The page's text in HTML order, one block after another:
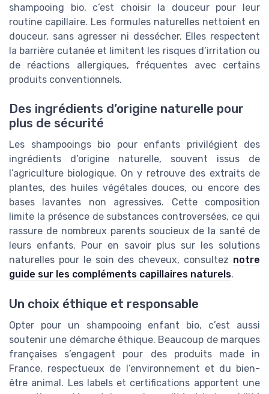
shampooing bio, c’est choisir la douceur pour leur
routine capillaire. Les formules naturelles nettoient en
douceur, sans agresser ni dessécher. Elles respectent
la barrière cutanée et limitent les risques d’irritation ou
de réactions allergiques, fréquentes avec certains
produits conventionnels.
Des ingrédients d’origine naturelle pour
plus de sécurité
Les shampooings bio pour enfants privilégient des
ingrédients d’origine naturelle, souvent issus de
l’agriculture biologique. On y retrouve des extraits de
plantes, des huiles végétales douces, ou encore des
bases lavantes non agressives. Cette composition
limite la présence de substances controversées, ce qui
rassure de nombreux parents soucieux de la santé de
leurs enfants. Pour en savoir plus sur les solutions
naturelles pour le soin des cheveux, consultez notre
guide sur les compléments capillaires naturels.
Un choix éthique et responsable
Opter pour un shampooing enfant bio, c’est aussi
soutenir une démarche éthique. Beaucoup de marques
françaises s’engagent pour des produits made in
France, respectueux de l’environnement et du bien-
être animal. Les labels et certifications apportent une